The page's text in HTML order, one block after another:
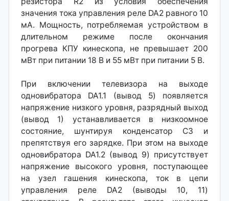
значения тока управления реле DA2 равного 10
мА. Мощность, потребляемая устройством в
длительном режиме после окончания
прогрева КПУ кинескопа, не превышает 200
мВт при питании 18 В и 55 мВт при питании 5 В.
При включении телевизора на выходе
одновибратора DA1.1 (вывод 5) появляется
напряжение низкого уровня, разрядный выход
(вывод 1) устанавливается в низкоомное
состояние, шунтируя конденсатор СЗ и
препятствуя его зарядке. При этом на выходе
одновибратора DA1.2 (вывод 9) присутствует
напряжение высокого уровня, поступающее
на узел гашения кинескопа, ток в цепи
управления реле DA2 (выводы 10, 11)